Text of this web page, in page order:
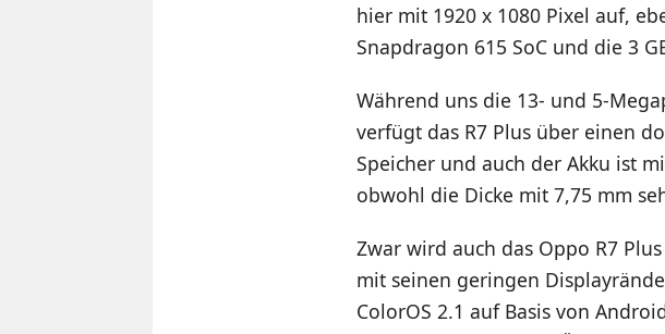
hier mit 1920 x 1080 Pixel auf,
Snapdragon 615 SoC und die 3
Während uns die 13- und 5-
verfügt das R7 Plus über einen
Speicher und auch der Akku ist
obwohl die Dicke mit 7,75 mm
Zwar wird auch das Oppo R7
mit seinen geringen
ColorOS 2.1 auf Basis von